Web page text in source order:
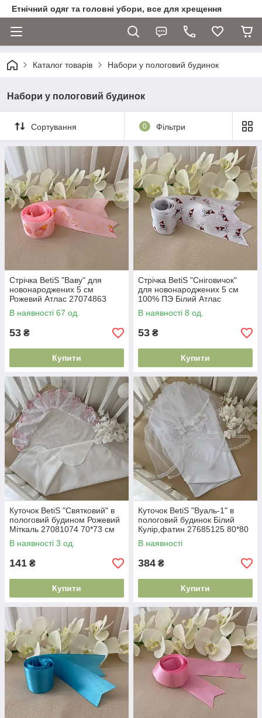
Етнічний одяг та головні убори, все для хрещення
Каталог товарів Набори у пологовий будинок
Набори у пологовий будинок
Сортування 0 Фільтри
Стрічка BetiS "Ваву" для
новонароджених 5 см
Рожевий Атлас 27074863
В наявності 67 од.
53 ₴
Купити
Стрічка BetiS "Сніговичок"
для новонароджених 5 см
100% ПЭ Білий Атлас
27074910
В наявності 8 од.
53 ₴
Купити
Куточок BetiS "Святковий" в
пологовий будином Рожевий
Міткаль 27081074 70*73 см
В наявності 3 од.
141 ₴
Купити
Куточок BetiS "Вуаль-1" в
пологовий будинок Білий
Кулір,фатин 27685125 80*80
см
В наявності
384 ₴
Купити